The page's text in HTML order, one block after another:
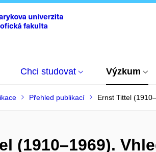
Chci studovat Výzkum
Přehled publikací Ernst Tittel
(1910–1969).